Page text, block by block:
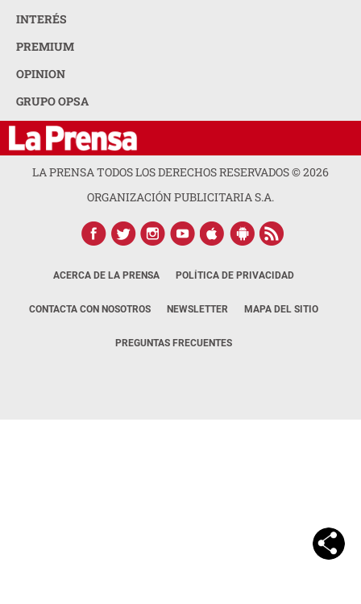
INTERÉS
PREMIUM
OPINION
GRUPO OPSA
LA PRENSA TODOS LOS DERECHOS RESERVADOS ©2026
ORGANIZACIÓN PUBLICITARIA S.A.
ACERCA DE LA PRENSA POLÍTICA DE PRIVACIDAD
CONTACTA CON NOSOTROS NEWSLETTER MAPA DEL SITIO
PREGUNTAS FRECUENTES